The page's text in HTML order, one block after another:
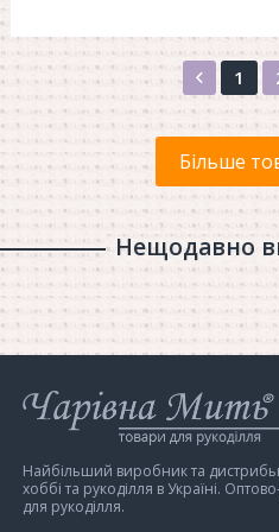
Назад
1
Більше
Нещодавно
Інтернет-
магазин
Мить
Найбільший виробник та
хоббі та рукоділля в Україні.
для рукоділля.